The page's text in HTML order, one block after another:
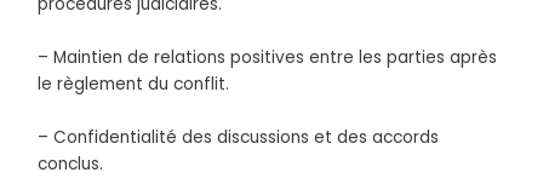
– Maintien de relations positives entre les parties après
le règlement du conflit.
– Confidentialité des discussions et des accords
conclus.